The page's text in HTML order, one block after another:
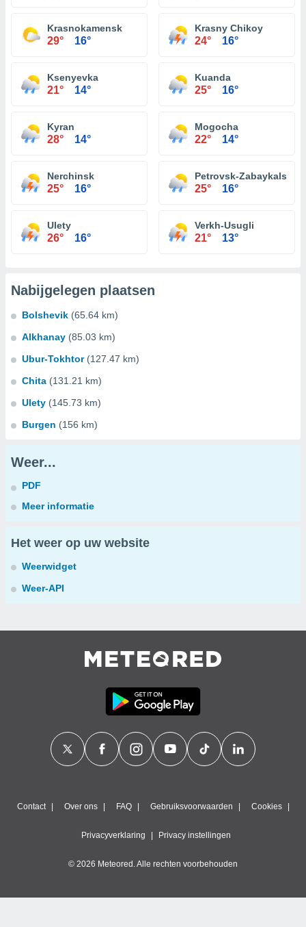
Krasnokamensk
29° 16°
Krasny Chikoy
24° 16°
Ksenyevka
21° 14°
Kuanda
25° 16°
Kyran
28° 14°
Mogocha
22° 14°
Nerchinsk
25° 16°
Petrovsk-Zabaykalsky
25° 16°
Ulety
26° 16°
Verkh-Usugli
21° 13°
Nabijgelegen plaatsen
Bolshevik (65.64 km)
Alkhanay (85.03 km)
Ubur-Tokhtor (127.47 km)
Chita (131.21 km)
Ulety (145.73 km)
Burgen (156 km)
Weer...
PDF
Meer informatie
Het weer op uw website
Weerwidget
Weer-API
Contact Over ons FAQ Gebruiksvoorwaarden Cookies
Privacyverklaring Privacy instellingen
© 2026 Meteored. Alle rechten voorbehouden